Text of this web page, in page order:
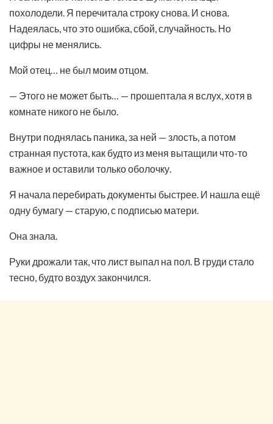
похолодели. Я перечитала строку снова. И снова.
Надеялась, что это ошибка, сбой, случайность. Но
цифры не менялись.
Мой отец… не был моим отцом.
— Этого не может быть… — прошептала я вслух, хотя в
комнате никого не было.
Внутри поднялась паника, за ней — злость, а потом
странная пустота, как будто из меня вытащили что-то
важное и оставили только оболочку.
Я начала перебирать документы быстрее. И нашла ещё
одну бумагу — старую, с подписью матери.
Она знала.
Руки дрожали так, что лист выпал на пол. В груди стало
тесно, будто воздух закончился.